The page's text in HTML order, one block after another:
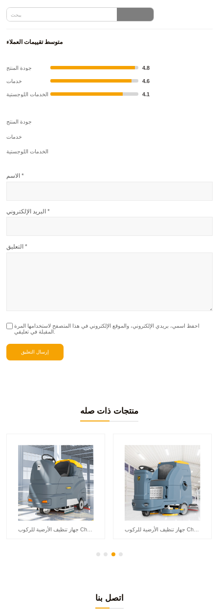
متوسط تقييمات العملاء
جودة المنتج 4.8
خدمات 4.6
الخدمات اللوجستية 4.1
جودة المنتج
خدمات
الخدمات اللوجستية
التعليق*
الاسم*
البريد الإلكتروني*
احفظ اسمي، بريدي الإلكتروني، والموقع الإلكتروني في هذا المتصفح لاستخدامها المرة
منتجات ذات صله
جهاز تنظيف الأرضية للركوب Chancee K90 جهاز تنظيف الأرضية للركوب Chancee K80
اتصل بنا